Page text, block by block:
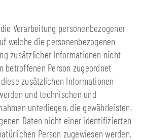
Verarbeitung personenbezogener
welche die personenbezogenen
zusätzlicher Informationen nicht
betroffenen Person zugeordnet
zusätzlichen Informationen
und technischen und
unterliegen, die gewährleisten,
Daten nicht einer identifizierten
Person zugewiesen werden.